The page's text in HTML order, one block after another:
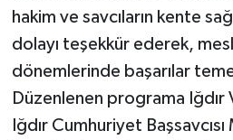
hakim ve savcıların kente
dolayı teşekkür ederek,
dönemlerinde başarılar
Düzenlenen programa Iğdır
Iğdır Cumhuriyet